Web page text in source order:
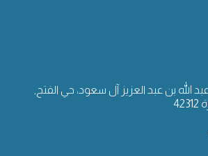
الله بن عبد العزيز آل سعود، حي الفتح,